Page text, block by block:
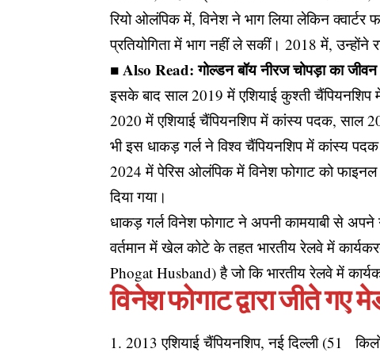
रियो ओलंपिक में, विनेश ने भाग लिया लेकिन
प्रतियोगिता में भाग नहीं ले सकीं। 2018 में,
■ Also Read:गोल्डन बॉय नीरज चोपड़ा का
इसके बाद साल 2019 में एशियाई कुश्ती
2020 में एशियाई चैंपियनशिप में कांस्य पदक, साल
भी इस धाकड़ गर्ल ने विश्व चैंपियनशिप में कांस्य
2024 में पेरिस ओलंपिक में विनेश फोगाट को
दिया गया।
धाकड़ गर्ल विनेश फोगाट ने अपनी कामयाबी से
वर्तमान में खेल कोटे के तहत भारतीय रेलवे में
Phogat Husband) है जो कि भारतीय रेलवे में
विनेश फोगाट द्वारा जीते गए
2013 एशियाई चैंपियनशिप, नई दिल्ली (51